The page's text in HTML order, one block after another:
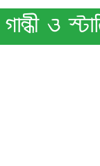
গান্ধী ও